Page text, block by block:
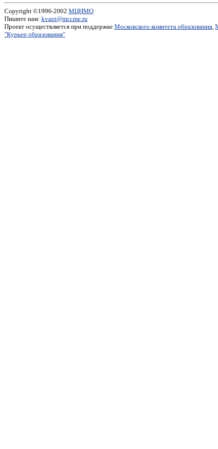
Copyright ©1996-2002 МЦНМО
Пишите нам: kvant@mccme.ru
Проект осуществляется при поддержке Московского комитета образования,
"Курьер образования"